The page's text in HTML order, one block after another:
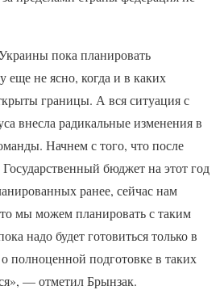
пока планировать
еще не ясно, когда и в каких
границы. А вся ситуация с
внесла радикальные изменения в
Начнем с того, что после
бюджет на этот год
ранее, сейчас нам
мы можем планировать с таким
надо будет готовиться только в
полноценной подготовке в таких
— отметил Брынзак.